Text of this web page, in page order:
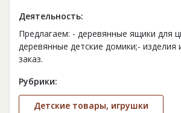
Деятельность:
Предлагаем: - деревянные ящики для
деревянные детские домики;- изделия
заказ.
Рубрики:
Детские товары, игрушки